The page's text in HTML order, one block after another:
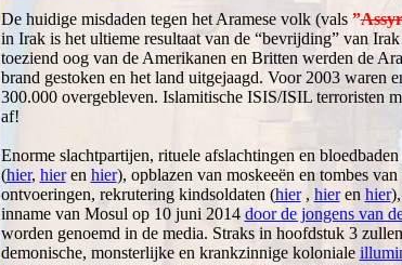
De huidige misdaden tegen het Aramese volk (vals ”
in Irak is het ultieme resultaat van de “bevrijding” van
toeziend oog van de Amerikanen en Britten werden de
brand gestoken en het land uitgejaagd. Voor 2003 waren
300.000 overgebleven. Islamitische ISIS/ISIL terroristen
af!
Enorme slachtpartijen, rituele afslachtingen en bloedbaden
(hier, hieren hier), opblazen van moskeeën en tombes
ontvoeringen, rekrutering kindsoldaten (hier, hieren hier
inname van Mosul op 10 juni 2014 door de jongens van
worden genoemd in de media. Straks in hoofdstuk 3
demonische, monsterlijke en krankzinnige koloniale